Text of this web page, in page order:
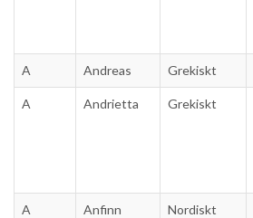
A Andreas Grekiskt
A Andrietta Grekiskt
A Anfinn Nordiskt